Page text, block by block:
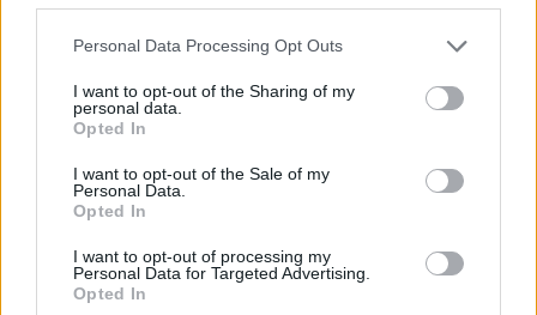
Personal Data Processing Opt Outs
I want to opt-out of the Sharing of my
personal data.
Opted In
I want to opt-out of the Sale of my
Personal Data.
Opted In
I want to opt-out of processing my
Personal Data for Targeted Advertising.
Opted In
Δείτε επίσης